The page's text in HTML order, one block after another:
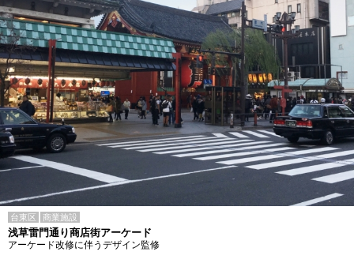
台東区 商業施設
浅草雷門通り商店街アーケード
アーケード改修に伴うデザイン監修